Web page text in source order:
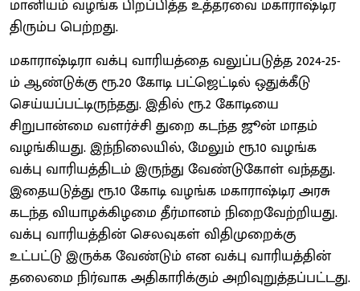
மானியம் வழங்க பிறப்பித்த உத்தரவை மகாராஷ்டிர
திரும்ப பெற்றது.
மகாராஷ்டிரா வக்பு வாரியத்தை வலுப்படுத்த 2024-25-
ம் ஆண்டுக்கு ரூ.20 கோடி பட்ஜெட்டில் ஒதுக்கீடு
செய்யப்பட்டிருந்தது. இதில் ரூ.2 கோடியை
சிறுபான்மை வளர்ச்சி துறை கடந்த ஜூன் மாதம்
வழங்கியது. இந்நிலையில், மேலும் ரூ.10 வழங்க
வக்பு வாரியத்திடம் இருந்து வேண்டுகோள் வந்தது.
இதையடுத்து ரூ.10 கோடி வழங்க மகாராஷ்டிர அரசு
கடந்த வியாழக்கிழமை தீர்மானம் நிறைவேற்றியது.
வக்பு வாரியத்தின் செலவுகள் விதிமுறைக்கு
உட்பட்டு இருக்க வேண்டும் என வக்பு வாரியத்தின்
தலைமை நிர்வாக அதிகாரிக்கும் அறிவுறுத்தப்பட்டது.